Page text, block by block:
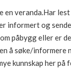
veranda.Har
informert og
påbygg eller er
å søke/informere
kunnskap her på